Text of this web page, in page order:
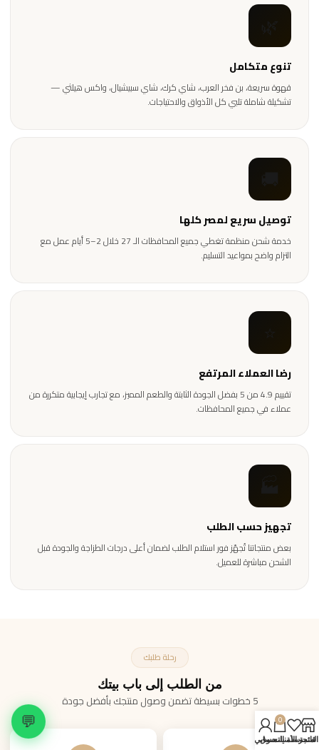
تنوع متكامل
قهوة سريعة، بن فخر العرب، شاي كرك، شاي سبيشيال، واكس هيلثي —
تشكيلة شاملة تلبي كل الأذواق والاحتياجات.
توصيل سريع لمصر كلها
خدمة شحن منظمة تغطي جميع المحافظات الـ 27 خلال 2–5 أيام عمل مع
التزام واضح بمواعيد التسليم.
رضا العملاء المرتفع
تقييم 4.9 من 5 بفضل الجودة الثابتة والطعم المميز، مع تجارب إيجابية متكررة من
عملاء في جميع المحافظات.
تجهيز حسب الطلب
بعض منتجاتنا تُجهّز فور استلام الطلب لضمان أعلى درجات الطزاجة والجودة قبل
الشحن مباشرة للعميل.
رحلة طلبك
من الطلب إلى باب بيتك
5 خطوات بسيطة تضمن وصول منتجك بأفضل جودة 💬
المتجر
قائمة الأمنيات
0
سلة التسوق
حسابي